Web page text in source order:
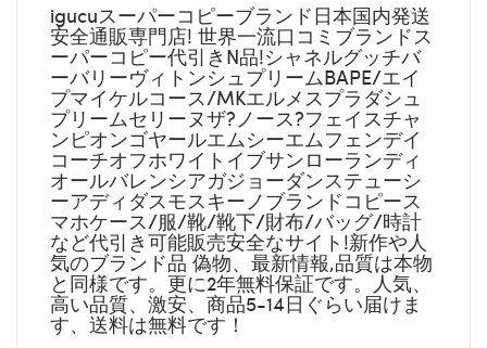
igucuスーパーコピーブランド日本国内発送
安全通販専門店! 世界一流口コミブランドス
ーパーコピー代引きN品!シャネルグッチバ
ーバリーヴィトンシュプリームBAPE/エイ
プマイケルコース/MKエルメスプラダシュ
プリームセリーヌザ?ノース?フェイスチャ
ンピオンゴヤールエムシーエムフェンデイ
コーチオフホワイトイブサンローランディ
オールバレンシアガジョーダンステューシ
ーアディダスモスキーノブランドコピース
マホケース/服/靴/靴下/財布/バッグ/時計
など代引き可能販売安全なサイト!新作や人
気のブランド品 偽物、最新情報,品質は本物
と同様です。更に2年無料保証です。人気、
高い品質、激安、商品5-14日ぐらい届けま
す、送料は無料です！